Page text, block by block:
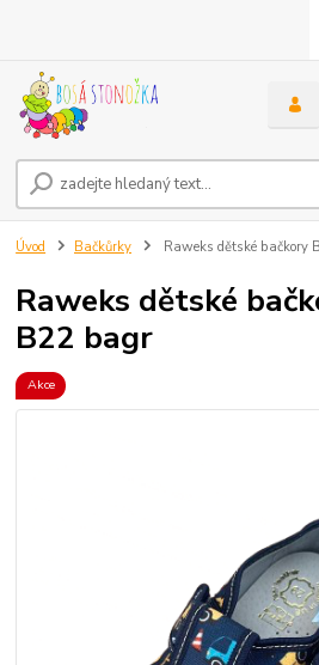
Úvod Bačkůrky Raweks dětské bačkory
Raweks dětské
B22 bagr
Akce